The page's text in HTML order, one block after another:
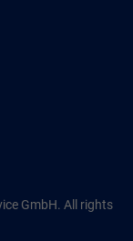
GmbH. All rights